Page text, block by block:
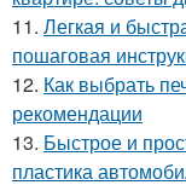
11. Легкая и
пошаговая
12. Как выбрать
рекомендации
13. Быстрое и
пластика